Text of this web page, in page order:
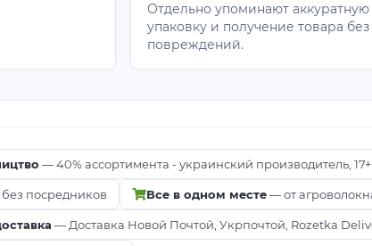
Отдельно упоминают аккуратную
упаковку и получение товара без
повреждений.
— 40% ассортимента - украинский производитель,
посредников Все в одном месте— от
— Доставка Новой Почтой, Укрпочтой, Rozetka